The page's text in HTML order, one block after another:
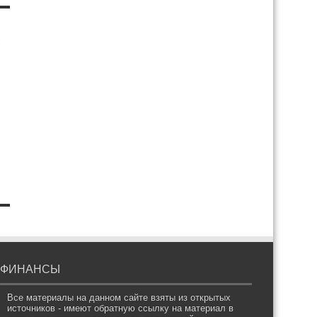
ФИНАНСЫ
Все материалы на данном сайте взяты из открытых
источников - имеют обратную ссылку на материал в